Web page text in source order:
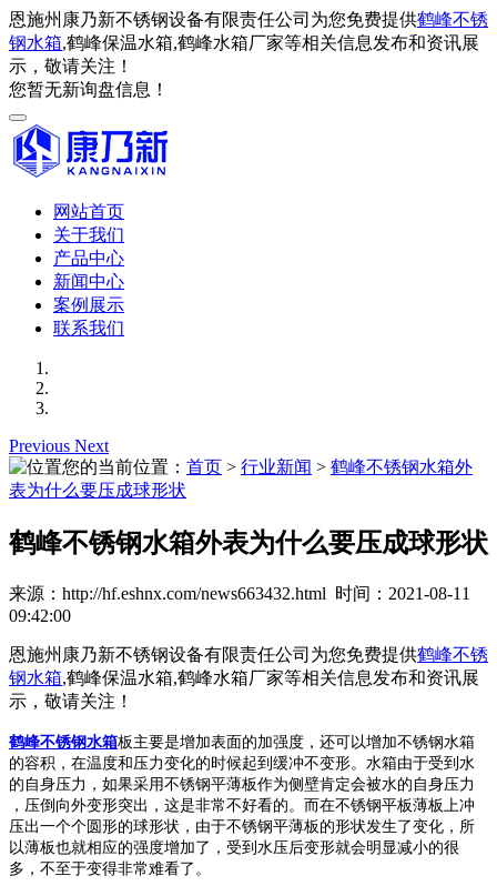
恩施州康乃新不锈钢设备有限责任公司为您免费提供鹤峰不锈
钢水箱,鹤峰保温水箱,鹤峰水箱厂家等相关信息发布和资讯展
示，敬请关注！
您暂无新询盘信息！
网站首页
关于我们
产品中心
新闻中心
案例展示
联系我们
Previous Next
您的当前位置： 首页 > 行业新闻 > 鹤峰不锈钢水箱外
表为什么要压成球形状
鹤峰不锈钢水箱外表为什么要压成球形状
来源：http://hf.eshnx.com/news663432.html 时间：2021-08-11
09:42:00
恩施州康乃新不锈钢设备有限责任公司为您免费提供鹤峰不锈
钢水箱,鹤峰保温水箱,鹤峰水箱厂家等相关信息发布和资讯展
示，敬请关注！
鹤峰不锈钢水箱板主要是增加表面的加强度，还可以增加不锈钢水箱
的容积，在温度和压力变化的时候起到缓冲不变形。水箱由于受到水
的自身压力，如果采用不锈钢平薄板作为侧壁肯定会被水的自身压力
，压倒向外变形突出，这是非常不好看的。而在不锈钢平板薄板上冲
压出一个个圆形的球形状，由于不锈钢平薄板的形状发生了变化，所
以薄板也就相应的强度增加了，受到水压后变形就会明显减小的很
多，不至于变得非常难看了。